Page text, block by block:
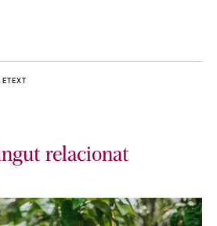
relacionat